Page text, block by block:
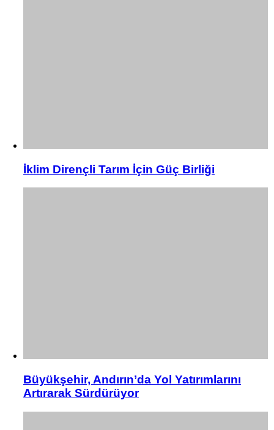
İklim Dirençli Tarım İçin Güç Birliği
Büyükşehir, Andırın’da Yol Yatırımlarını
Artırarak Sürdürüyor